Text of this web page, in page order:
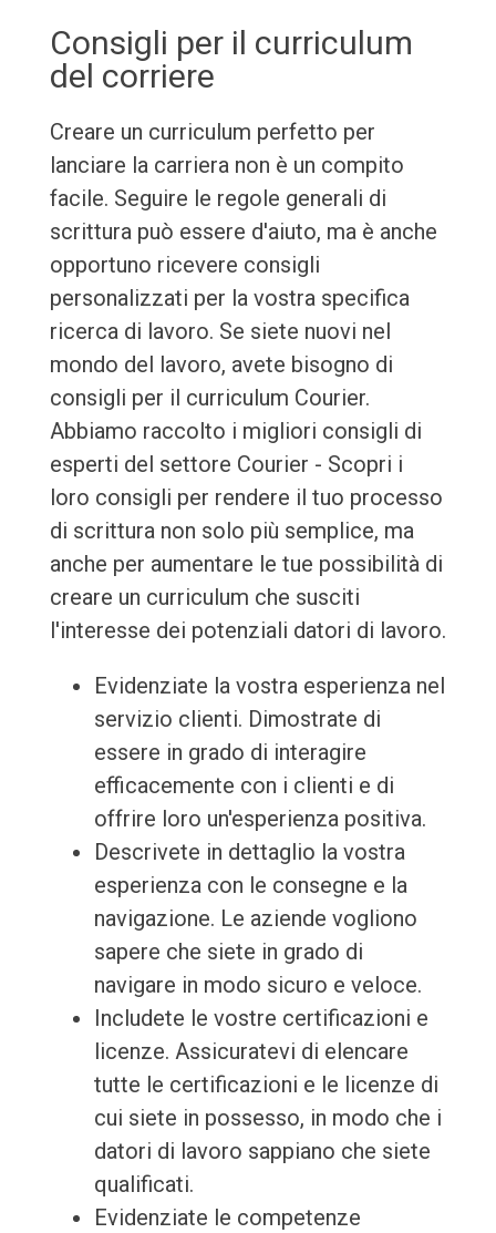
Consigli per il curriculum
del corriere
Creare un curriculum perfetto per
lanciare la carriera non è un compito
facile. Seguire le regole generali di
scrittura può essere d'aiuto, ma è anche
opportuno ricevere consigli
personalizzati per la vostra specifica
ricerca di lavoro. Se siete nuovi nel
mondo del lavoro, avete bisogno di
consigli per il curriculum Courier.
Abbiamo raccolto i migliori consigli di
esperti del settore Courier - Scopri i
loro consigli per rendere il tuo processo
di scrittura non solo più semplice, ma
anche per aumentare le tue possibilità di
creare un curriculum che susciti
l'interesse dei potenziali datori di lavoro.
Evidenziate la vostra esperienza nel
servizio clienti. Dimostrate di
essere in grado di interagire
efficacemente con i clienti e di
offrire loro un'esperienza positiva.
Descrivete in dettaglio la vostra
esperienza con le consegne e la
navigazione. Le aziende vogliono
sapere che siete in grado di
navigare in modo sicuro e veloce.
Includete le vostre certificazioni e
licenze. Assicuratevi di elencare
tutte le certificazioni e le licenze di
cui siete in possesso, in modo che i
datori di lavoro sappiano che siete
qualificati.
Evidenziate le competenze